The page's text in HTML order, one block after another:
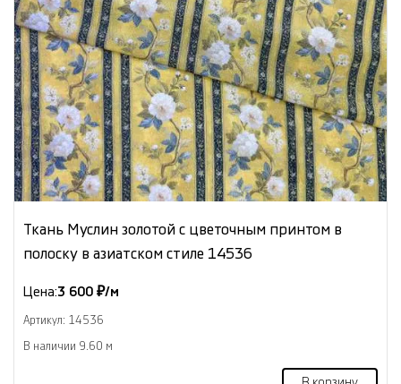
Ткань Муслин золотой с цветочным принтом в
полоску в азиатском стиле 14536
Цена:3 600 ₽/м
Артикул: 14536
В наличии 9.60 м